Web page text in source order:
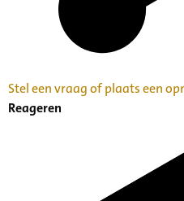
Stel een vraag of plaats een
Reageren